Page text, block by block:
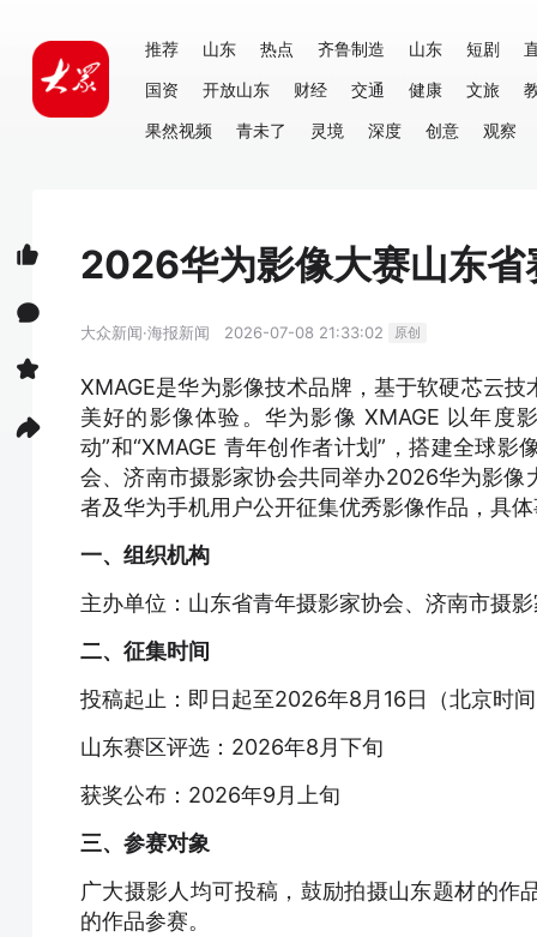
推荐 山东 热点 齐鲁制造 山东 短剧
国资
开放山东 财经 交通 健康 文旅
果然视频
青未了 灵境 深度 创意 观察
2026华为影像大赛山东省
大众新闻·海报新闻 2026-07-08 21:33:02 原创
XMAGE是华为影像技术品牌，基于软硬芯云
美好的影像体验。华为影像 XMAGE 以年度
动”和“XMAGE 青年创作者计划”，搭建全球
会、济南市摄影家协会共同举办2026华为影
者及华为手机用户公开征集优秀影像作品，具
一、组织机构
主办单位：山东省青年摄影家协会、济南市摄
二、征集时间
投稿起止：即日起至2026年8月16日（北京时
山东赛区评选：2026年8月下旬
获奖公布：2026年9月上旬
三、参赛对象
广大摄影人均可投稿，鼓励拍摄山东题材的作
的作品参赛。